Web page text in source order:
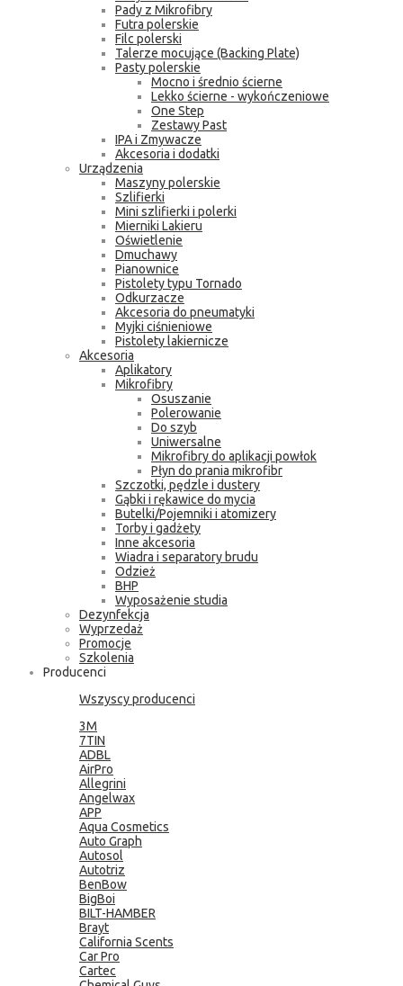
Pady z Mikrofibry
Futra polerskie
Filc polerski
Talerze mocujące (Backing Plate)
Pasty polerskie
Mocno i średnio ścierne
Lekko ścierne - wykończeniowe
One Step
Zestawy Past
IPA i Zmywacze
Akcesoria i dodatki
Urządzenia
Maszyny polerskie
Szlifierki
Mini szlifierki i polerki
Mierniki Lakieru
Oświetlenie
Dmuchawy
Pianownice
Pistolety typu Tornado
Odkurzacze
Akcesoria do pneumatyki
Myjki ciśnieniowe
Pistolety lakiernicze
Akcesoria
Aplikatory
Mikrofibry
Osuszanie
Polerowanie
Do szyb
Uniwersalne
Mikrofibry do aplikacji powłok
Płyn do prania mikrofibr
Szczotki, pędzle i dustery
Gąbki i rękawice do mycia
Butelki/Pojemniki i atomizery
Torby i gadżety
Inne akcesoria
Wiadra i separatory brudu
Odzież
BHP
Wyposażenie studia
Dezynfekcja
Wyprzedaż
Promocje
Szkolenia
Producenci
Wszyscy producenci
3M
7TIN
ADBL
AirPro
Allegrini
Angelwax
APP
Aqua Cosmetics
Auto Graph
Autosol
Autotriz
BenBow
BigBoi
BILT-HAMBER
Brayt
California Scents
Car Pro
Cartec